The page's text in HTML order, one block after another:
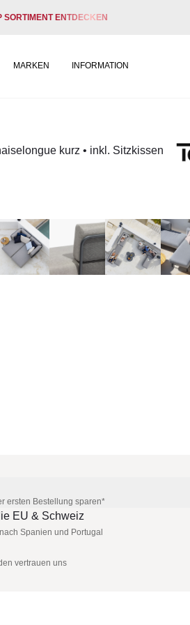
SORTIMENT ENTDECKEN
MARKEN INFORMATION
kurz • inkl. Sitzkissen
ersten Bestellung sparen*
EU & Schweiz
Spanien und Portugal
vertrauen uns